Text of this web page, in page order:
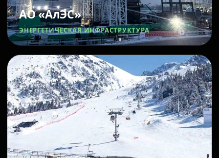
АО «АлЭС»
ЭНЕРГЕТИЧЕСКАЯ ИНФРАСТРУКТУРА